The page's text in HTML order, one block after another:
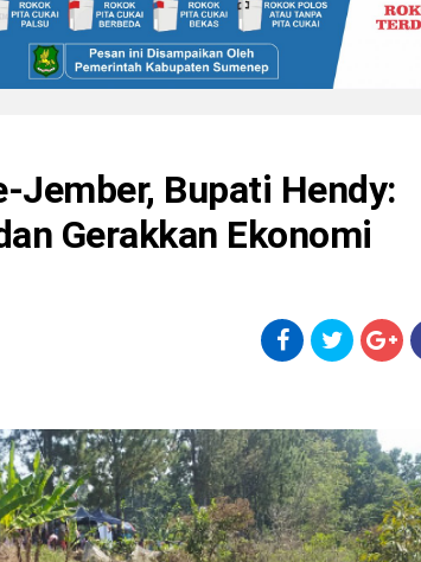
Jember, Bupati Hendy:
Gerakkan Ekonomi